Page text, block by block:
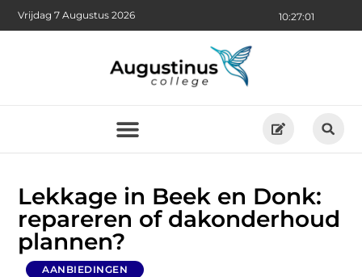
10:27:02
Vrijdag 7 Augustus 2026
Lekkage in Beek en Donk:
repareren of dakonderhoud
plannen?
AANBIEDINGEN